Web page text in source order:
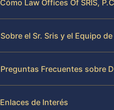
Cómo Law Offices Of SRIS,
Sobre el Sr. Sris y el Equipo
Preguntas Frecuentes sobre
Enlaces de Interés